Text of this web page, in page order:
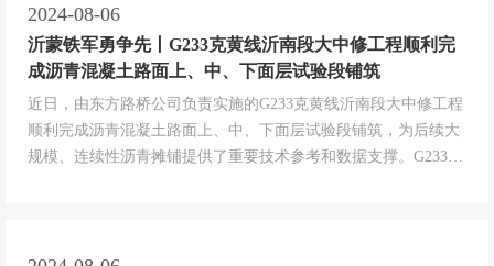
运输厅、淄博市、临沂...
2024-08-06
沂蒙铁军勇争先丨G233克黄线沂南段大中修工程顺利完
成沥青混凝土路面上、中、下面层试验段铺筑
近日，由东方路桥公司负责实施的G233克黄线沂南段大中修工程
顺利完成沥青混凝土路面上、中、下面层试验段铺筑，为后续大
规模、连续性沥青摊铺提供了重要技术参考和数据支撑。G233克
养护资质...